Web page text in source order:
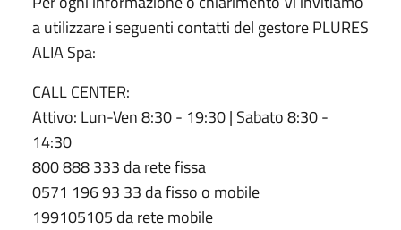
a utilizzare i seguenti contatti del gestore PLURES
ALIA Spa:
CALL CENTER:
Attivo: Lun-Ven 8:30 - 19:30 | Sabato 8:30 -
14:30
800 888 333 da rete fissa
0571 196 93 33 da fisso o mobile
199105105 da rete mobile